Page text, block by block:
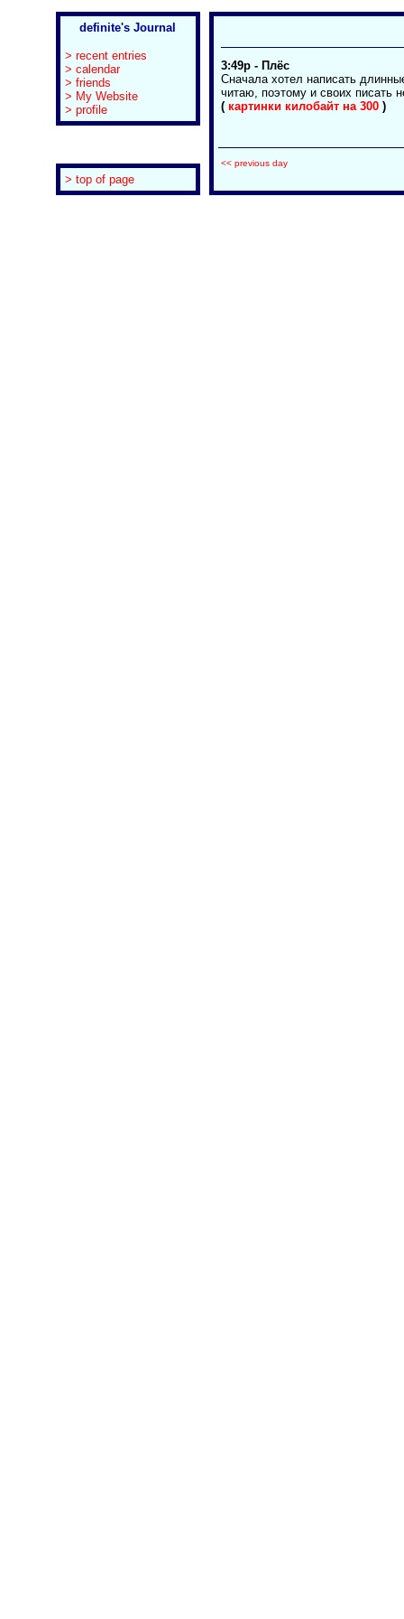
definite's Journal
> recent entries
> calendar
> friends
> My Website
> profile
3:49p- Плёс
Сначала хотел написать
читаю, поэтому и своих писать
( картинки килобайт на 300)
<< previous day
> top of page